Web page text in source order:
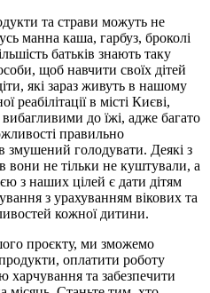
та страви можуть не
манна каша, гарбуз, броколі
батьків знають таку
щоб навчити своїх дітей
які зараз живуть в нашому
реабілітації в місті Києві,
до їжі, адже багато
правильно
змушений голодувати. Деякі з
вони не тільки не куштували, а
з наших цілей є дати дітям
з урахуванням вікових та
кожної дитини.
проєкту, ми зможемо
оплатити роботу
харчування та забезпечити